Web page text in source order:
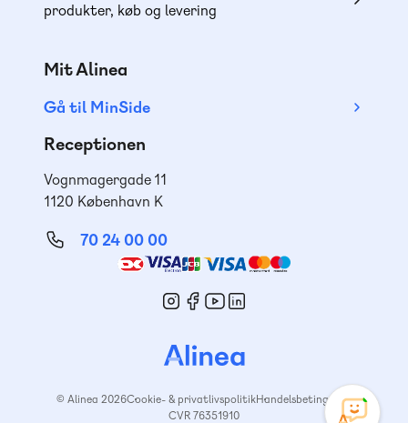
produkter, køb og levering
Mit Alinea
Gå til MinSide
Receptionen
Vognmagergade 11
1120 København K
70 24 00 00
© Alinea 2026Cookie- & privatlivspolitikHandelsbetingelser
CVR 76351910